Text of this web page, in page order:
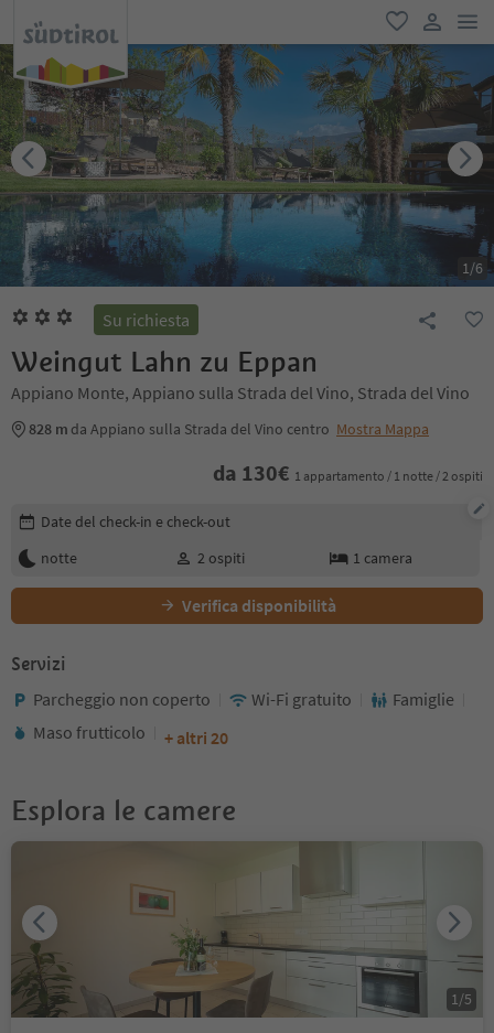
favoriti
user link
1/6
Su richiesta
Weingut Lahn zu Eppan
Appiano Monte, Appiano sulla Strada del Vino, Strada del Vino
828 m da Appiano sulla Strada del Vino centro Mostra Mappa
da 130€ 1 appartamento / 1 notte / 2 ospiti
Modifica i dettagli della prenotazione
Date del check-in e check-out
notte
2 ospiti 1 camera
Verifica disponibilità
Servizi
Parcheggio non coperto Wi-Fi gratuito
Famiglie
Maso frutticolo
+ altri 20
Esplora le camere
1/5